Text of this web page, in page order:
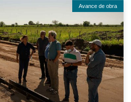
Avance de obra